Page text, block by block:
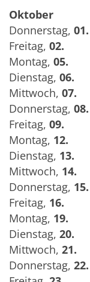
Oktober
Donnerstag, 01.
Freitag, 02.
Montag, 05.
Dienstag, 06.
Mittwoch, 07.
Donnerstag, 08.
Freitag, 09.
Montag, 12.
Dienstag, 13.
Mittwoch, 14.
Donnerstag, 15.
Freitag, 16.
Montag, 19.
Dienstag, 20.
Mittwoch, 21.
Donnerstag, 22.